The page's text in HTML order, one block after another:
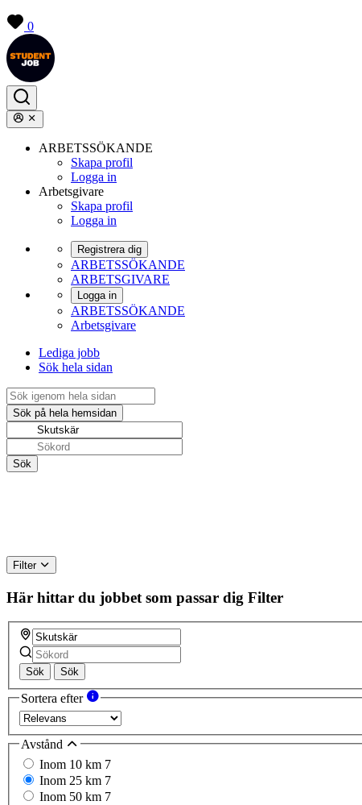
0
ARBETSSÖKANDE
Skapa profil
Logga in
Arbetsgivare
Skapa profil
Logga in
Registrera dig
ARBETSSÖKANDE
ARBETSGIVARE
Logga in
ARBETSSÖKANDE
Arbetsgivare
Lediga jobb
Sök hela sidan
Filter
Här hittar du jobbet som passar dig Filter
Sök Sök
Sortera efter
Avstånd
Inom 10 km 7
Inom 25 km 7
Inom 50 km 7